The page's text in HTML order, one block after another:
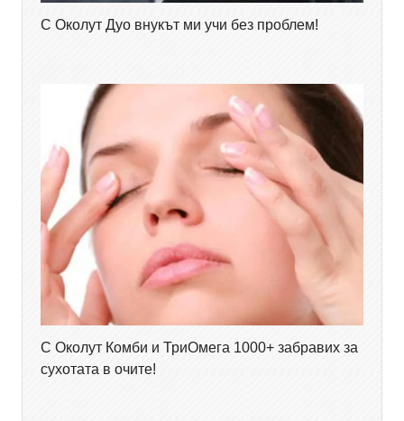
С Околут Дуо внукът ми учи без проблем!
С Околут Комби и ТриОмега 1000+ забравих за
сухотата в очите!